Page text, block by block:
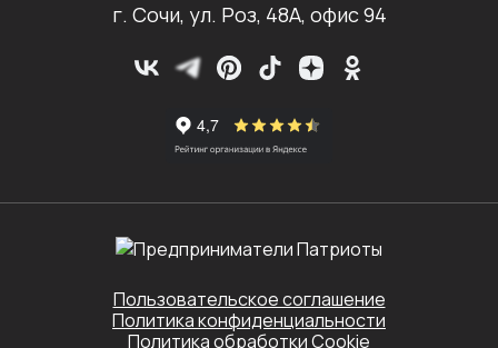
г. Сочи, ул. Роз, 48А, офис 94
Пользовательское соглашение
Политика конфиденциальности
Политика обработки Cookie